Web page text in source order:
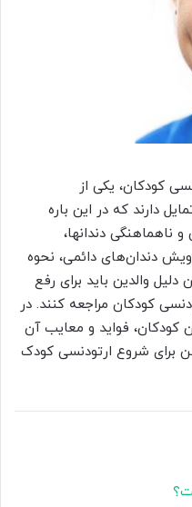
کودکان، یکی از
دارند که در این باره
ناهماهنگی دندانها،
دندان‌های دائمی، نحوه
والدین باید برای رفع
کودکان مراجعه کنند. در
کودکان، فواید و معایب آن
برای شروع ارتودنسی کودک